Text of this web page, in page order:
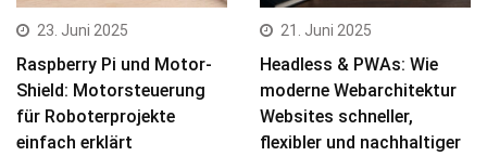
23. Juni 2025
Raspberry Pi und Motor-
Shield: Motorsteuerung
für Roboterprojekte
einfach erklärt
21. Juni 2025
Headless & PWAs: Wie
moderne Webarchitektur
Websites schneller,
flexibler und nachhaltiger